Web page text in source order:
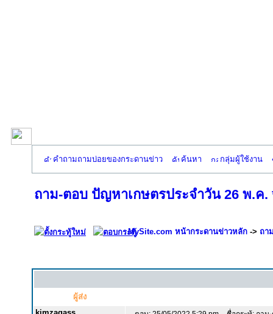
คำถามถามบ่อยของกระดานข่าว ค้นหา กลุ่มผู้ใช้งาน
ถาม-ตอบ ปัญหาเกษตรประจำวัน 26 พ.ค.
MySite.com หน้ากระดานข่าวหลัก -> ถา
ผู้ส่ง